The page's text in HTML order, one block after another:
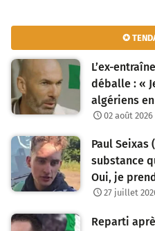
✪
L’ex-
déballe : «
algériens
02 août
Paul Seixas
substance
Oui, je
27 juillet
Reparti